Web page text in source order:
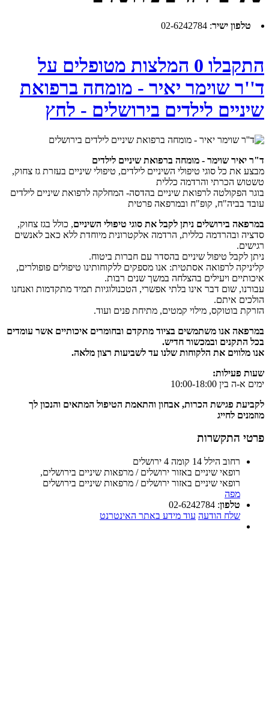
טלפון ישיר:
02-6242784
התקבלו 0 המלצות מטופלים על
ד''ר שוימר יאיר - מומחה ברפואת
שיניים לילדים בירושלים - לחץ
ד"ר יאיר שוימר - מומחה ברפואת שיניים לילדים
מבצע את כל סוגי טיפולי השיניים לילדים, טיפולי שיניים בעזרת גז צחוק,
טשטוש הכרתי והרדמה כללית
בוגר הפקולטה לרפואת שיניים בהדסה- המחלקה לרפואת שיניים לילדים
עובד בביה"ח, קופ"ח ובמרפאה פרטית
במרפאה בירושלים ניתן לקבל את סוגי טיפולי השיניים, כולל בגז צחוק,
סדציה ובהרדמה כללית, הרדמה אלקטרונית מיוחדת ללא כאב לאנשים
רגישים.
ניתן לקבל טיפול שיניים בהסדר עם חברות ביטוח.
קליניקה לרפואה אסתטית: אנו מספקים ללקוחותינו טיפולים פופולרים,
איכותיים ויעילים בהצלחה במשך שנים רבות.
עבורנו, שום דבר אינו בלתי אפשרי, הטכנולוגיות תמיד מתקדמות ואנחנו
הולכים איתם.
הזרקת בוטוקס, מילוי קמטים, מתיחת פנים ועוד.
במרפאה אנו משתמשים בציוד מתקדם ובחומרים איכותיים אשר עומדים
בכל התקנים ובמכשור חדיש.
אנו מלווים את הלקוחות שלנו עד לשביעות רצון מלאה.
שעות פעילות:
ימים א-ה בין 10:00-18:00
לקביעת פגישת הכרות, אבחון והתאמת הטיפול המתאים והנכון לך
מוזמנים לחייג
פרטי התקשרות
רחוב הילל 14 קומה 4 ירושלים
רופאי שיניים באזור ירושלים / מרפאות שיניים בירושלים,
רופאי שיניים באזור ירושלים / מרפאות שיניים בירושלים
מפה
טלפון:
02-6242784
שלח הודעה עוד מידע באתר האינטרנט